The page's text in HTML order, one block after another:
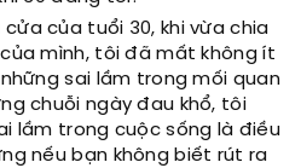
của tuổi 30, khi vừa chia
mình, tôi đã mất không ít
sai lầm trong mối quan
chuỗi ngày đau khổ, tôi
lầm trong cuộc sống là điều
nếu bạn không biết rút ra